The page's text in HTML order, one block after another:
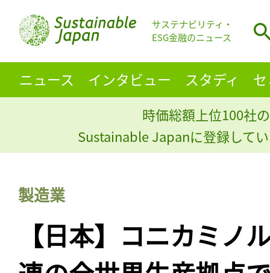
サステナビリティ・
ESG金融のニュース
ニュース インタビュー スタディ
時価総額上位100社
Sustainable Japanに登録して
製造業
【日本】コニカミノ